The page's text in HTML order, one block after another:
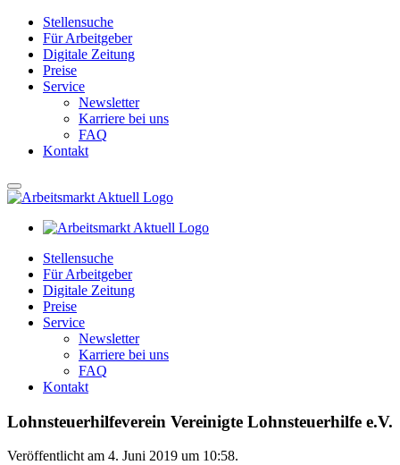
Stellensuche
Für Arbeitgeber
Digitale Zeitung
Preise
Service
Newsletter
Karriere bei uns
FAQ
Kontakt
Stellensuche
Für Arbeitgeber
Digitale Zeitung
Preise
Service
Newsletter
Karriere bei uns
FAQ
Kontakt
Lohnsteuerhilfeverein Vereinigte Lohnsteuerhilfe e.V.
Veröffentlicht am 4. Juni 2019 um 10:58.